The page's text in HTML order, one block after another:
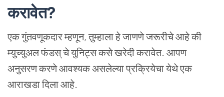
करावेत?
एक गुंतवणूकदार म्हणून, तुम्हाला हे जाणणे जरूरीचे आहे की
म्युच्युअल फंडस् चे युनिट्स कसे खरेदी करावेत. आपण
अनुसरण करणे आवश्यक असलेल्या प्रक्रियेचा येथे एक
आराखडा दिला आहे.